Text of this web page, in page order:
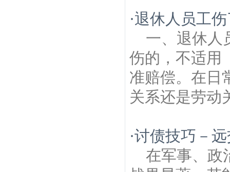
·退休人员工
一、退休人
伤的，不适用
准赔偿。在日
关系还是劳动
·讨债技巧－
在军事、政